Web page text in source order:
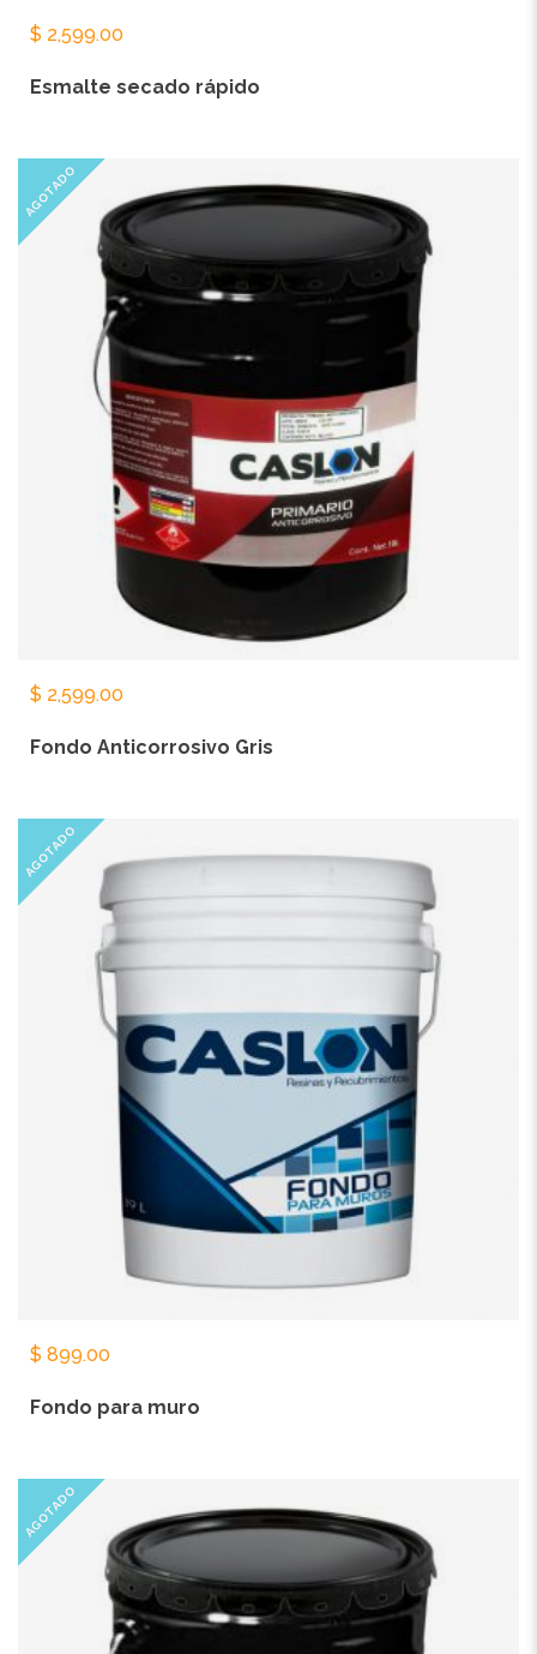
$ 2,599.00
Esmalte secado rápido
AGOTADO
$ 2,599.00
Fondo Anticorrosivo Gris
AGOTADO
$ 899.00
Fondo para muro
AGOTADO